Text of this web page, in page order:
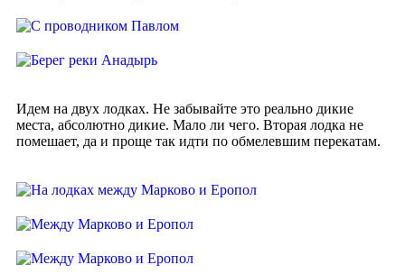
Идем на двух лодках. Не забывайте это реально дикие
места, абсолютно дикие. Мало ли чего. Вторая лодка не
помешает, да и проще так идти по обмелевшим перекатам.